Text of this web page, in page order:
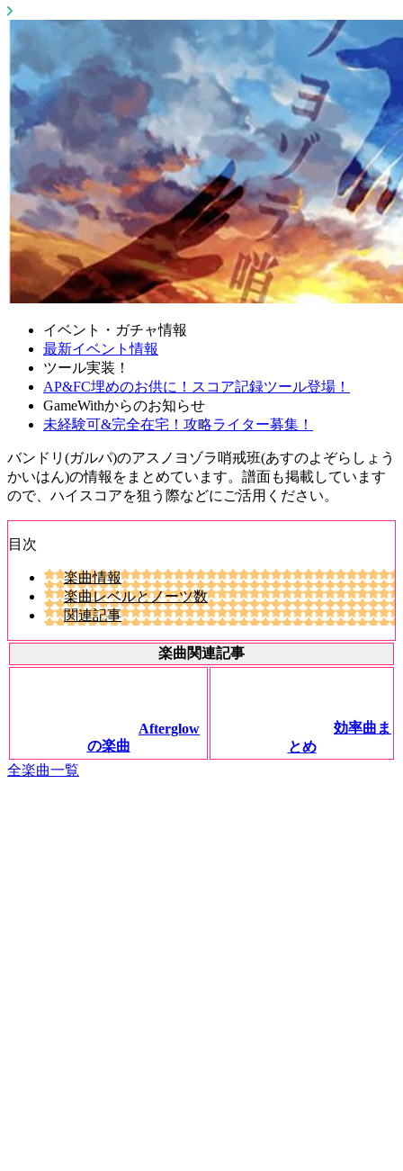
イベント・ガチャ情報
最新イベント情報
ツール実装！
AP&FC埋めのお供に！スコア記録ツール登場！
GameWithからのお知らせ
未経験可&完全在宅！攻略ライター募集！
バンドリ(ガルパ)のアスノヨゾラ哨戒班(あすのよぞらしょう
かいはん)の情報をまとめています。譜面も掲載しています
ので、ハイスコアを狙う際などにご活用ください。
目次
楽曲情報
楽曲レベルとノーツ数
関連記事
楽曲関連記事
Afterglow
の楽曲
効率曲ま
とめ
全楽曲一覧